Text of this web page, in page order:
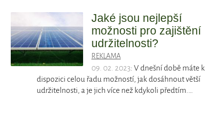
Jaké jsou nejlepší
možnosti pro zajištění
udržitelnosti?
REKLAMA
09. 02. 2023: V dnešní době máte k
dispozici celou řadu možností, jak dosáhnout větší
udržitelnosti, a je jich více než kdykoli předtím.…